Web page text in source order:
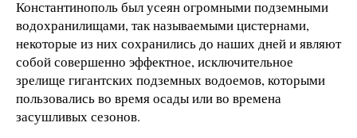
Константинополь был усеян огромными подземными
водохранилищами, так называемыми цистернами,
некоторые из них сохранились до наших дней и являют
собой совершенно эффектное, исключительное
зрелище гигантских подземных водоемов, которыми
пользовались во время осады или во времена
засушливых сезонов.